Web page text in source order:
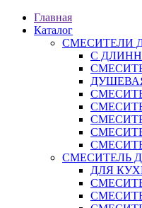
Главная
Каталог
СМЕСИТЕЛИ
С
СМЕСИТЕЛЬ
ДЛЯ